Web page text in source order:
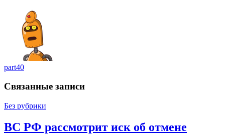
part40
Связанные записи
Без рубрики
ВС РФ рассмотрит иск об отмене